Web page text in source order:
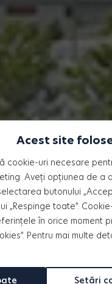
Acest site
cookie-uri necesare
Aveți opțiunea de
butonului
„Respinge toate”.
în orice moment
Pentru mai multe
Setări
ți le